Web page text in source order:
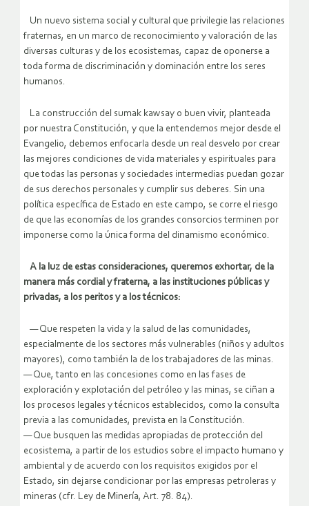
Un nuevo sistema social y cultural que privilegie las relaciones
fraternas, en un marco de reconocimiento y valoración de las
diversas culturas y de los ecosistemas, capaz de oponerse a
toda forma de discriminación y dominación entre los seres
humanos.
La construcción del sumak kawsay o buen vivir, planteada
por nuestra Constitución, y que la entendemos mejor desde el
Evangelio, debemos enfocarla desde un real desvelo por crear
las mejores condiciones de vida materiales y espirituales para
que todas las personas y sociedades intermedias puedan gozar
de sus derechos personales y cumplir sus deberes. Sin una
política específica de Estado en este campo, se corre el riesgo
de que las economías de los grandes consorcios terminen por
imponerse como la única forma del dinamismo económico.
A la luz de estas consideraciones, queremos exhortar, de la
manera más cordial y fraterna, a las instituciones públicas y
privadas, a los peritos y a los técnicos:
— Que respeten la vida y la salud de las comunidades,
especialmente de los sectores más vulnerables (niños y adultos
mayores), como también la de los trabajadores de las minas.
— Que, tanto en las concesiones como en las fases de
exploración y explotación del petróleo y las minas, se ciñan a
los procesos legales y técnicos establecidos, como la consulta
previa a las comunidades, prevista en la Constitución.
— Que busquen las medidas apropiadas de protección del
ecosistema, a partir de los estudios sobre el impacto humano y
ambiental y de acuerdo con los requisitos exigidos por el
Estado, sin dejarse condicionar por las empresas petroleras y
mineras (cfr. Ley de Minería, Art. 78. 84).